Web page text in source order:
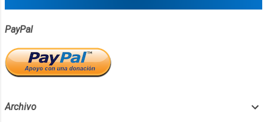
PayPal
Archivo